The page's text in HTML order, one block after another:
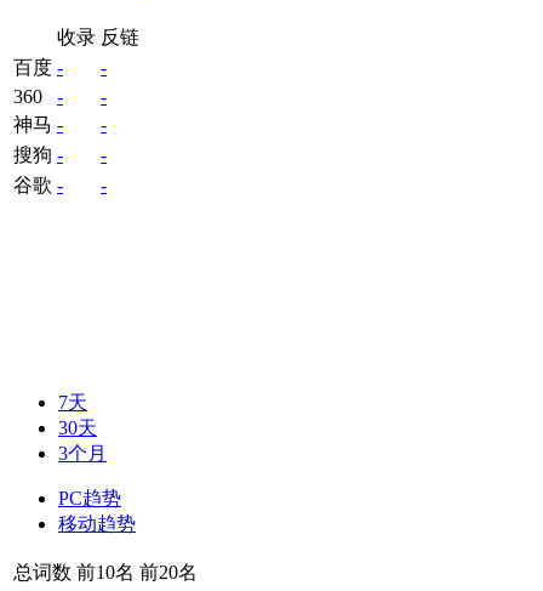
收录 反链
百度 -
-
360
-
-
神马 -
-
搜狗 -
-
谷歌 - -
7天
30天
3个月
PC趋势
移动趋势
总词数 前10名 前20名